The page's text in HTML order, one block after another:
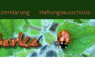
Haftungsausschluss